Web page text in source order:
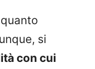
si
con cui